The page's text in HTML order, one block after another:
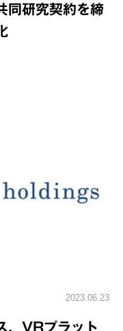
同研究契約を締
2023.06.23
、VRプラット